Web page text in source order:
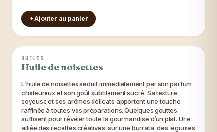
Ajouter au panier
BEST SELLER 😎
HUILES
Huile de noisettes
L’huile de noisettes séduit immédiatement par son parfum
chaleureux et son goût subtilement sucré. Sa texture
soyeuse et ses arômes délicats apportent une touche
raffinée à toutes vos préparations. Quelques gouttes
suffisent pour révéler toute la gourmandise d’un plat. Une
alliée des recettes créatives: sur une burrata, des légumes